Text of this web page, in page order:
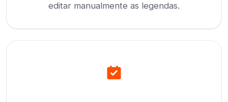
editar manualmente as legendas.